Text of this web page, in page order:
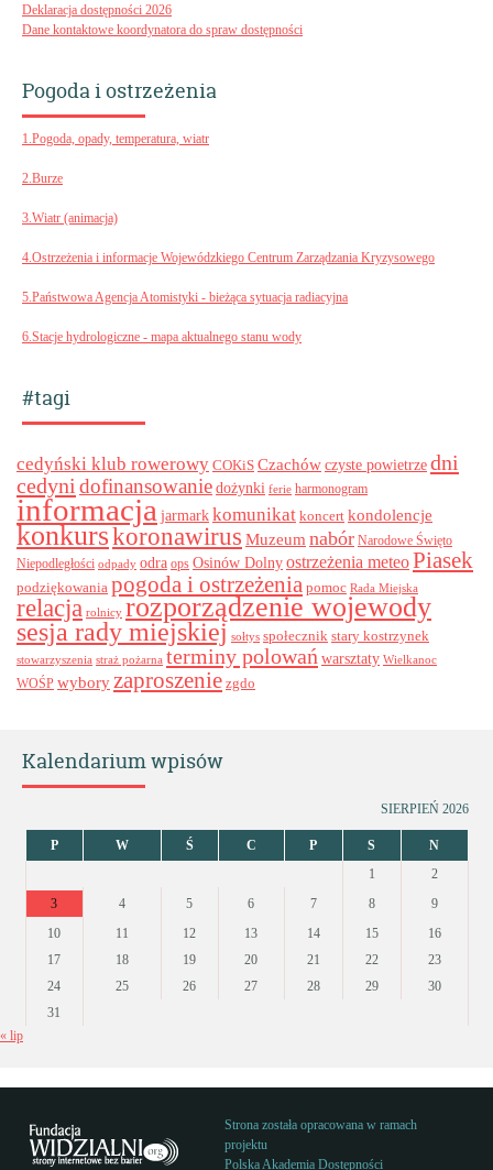
Deklaracja dostępności 2026
Dane kontaktowe koordynatora do spraw dostępności
Pogoda i ostrzeżenia
1.Pogoda, opady, temperatura, wiatr
2.Burze
3.Wiatr (animacja)
4.Ostrzeżenia i informacje Wojewódzkiego Centrum Zarządzania Kryzysowego
5.Państwowa Agencja Atomistyki - bieżąca sytuacja radiacyjna
6.Stacje hydrologiczne - mapa aktualnego stanu wody
#tagi
cedyński klub rowerowy COKiS Czachówczyste powietrzedni
cedyni dofinansowanie dożynki ferie harmonogram
informacja jarmark komunikat koncert kondolencje
konkurskoronawirus Muzeumnabór Narodowe Święto
Niepodległości odpady odra ops Osinów Dolnyostrzeżenia meteoPiasek
podziękowania pogoda i ostrzeżenia pomoc Rada Miejska
relacja rolnicy rozporządzenie wojewody
sesja rady miejskiej sołtys społecznik stary kostrzynek
stowarzyszenia straż pożarna terminy polowań warsztaty Wielkanoc
WOŚP wyboryzaproszenie zgdo
Kalendarium wpisów
SIERPIEŃ 2026
P W Ś C P S
N
1
2
3
4 5 6 7 8
9
10
11 12 13 14 15
16
17
18 19 20 21 22
23
24
25 26 27 28 29
30
31
« lip
Strona została opracowana w ramach
projektu
Polska Akademia Dostępności